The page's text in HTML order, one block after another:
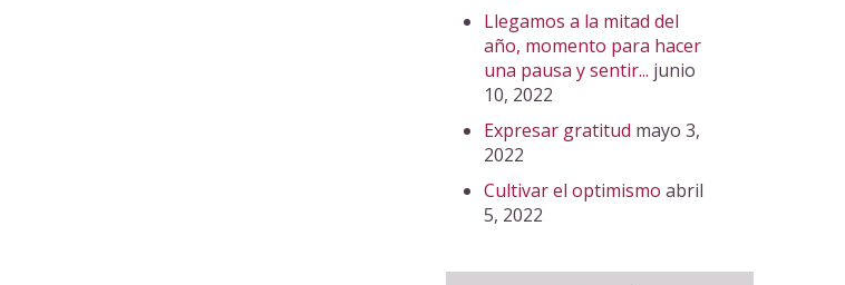
Llegamos a la mitad del
año, momento para hacer
una pausa y sentir... junio
10, 2022
Expresar gratitud mayo 3,
2022
Cultivar el optimismo abril
5, 2022